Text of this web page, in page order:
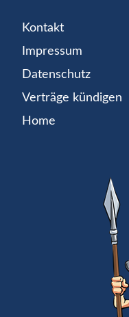
Kontakt
Impressum
Datenschutz
Verträge kündigen
Home